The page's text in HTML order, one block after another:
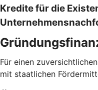
Kredite für die
Für einen
mit staatlichen